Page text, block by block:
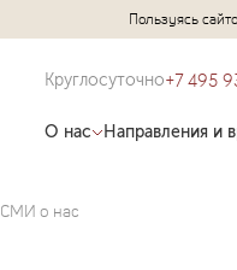
Пользуясь
Круглосуточно+7 495
О нас Направления и
СМИ о нас